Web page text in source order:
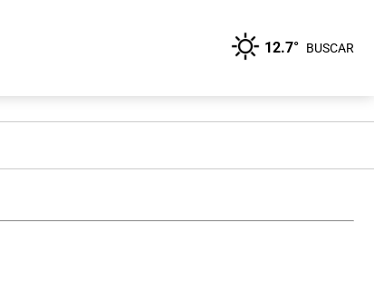
12.7° BUSCAR